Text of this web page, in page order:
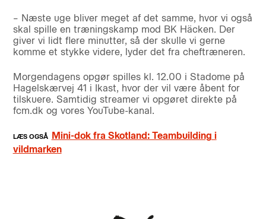
– Næste uge bliver meget af det samme, hvor vi også
skal spille en træningskamp mod BK Häcken. Der
giver vi lidt flere minutter, så der skulle vi gerne
komme et stykke videre, lyder det fra cheftræneren.
Morgendagens opgør spilles kl. 12.00 i Stadome på
Hagelskærvej 41 i Ikast, hvor der vil være åbent for
tilskuere. Samtidig streamer vi opgøret direkte på
fcm.dk og vores YouTube-kanal.
Mini-dok fra Skotland: Teambuilding i
vildmarken